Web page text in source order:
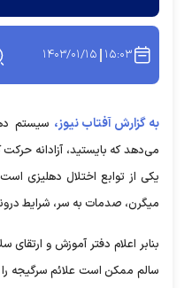
۱۵:۰۳ ۱۴۰۳/۰۱/۱۵
به گزارش آفتاب نیوز، سیستم
می‌دهد که بایستید، آزادانه
یکی از توابع اختلال دهلیزی
میگرن، صدمات به سر، شرایط
بنابر اعلام دفتر آموزش و
سالم ممکن است علائم سرگیجه